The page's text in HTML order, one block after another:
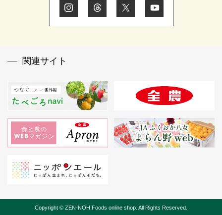
関連サイト
Copyright © ZEN-NOH Foods online shop. All Rights Reserved.